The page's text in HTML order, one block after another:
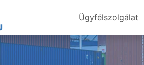
Ügyfélszolgálat